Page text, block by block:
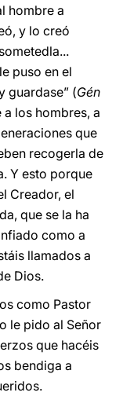
hombre a
y lo creó
puso en el
guardase” (Gén
a los hombres, a
que
recogerla de
Y esto porque
Creador, el
que se la ha
como a
llamados a
Dios.
como Pastor
le pido al Señor
que hacéis
bendiga a